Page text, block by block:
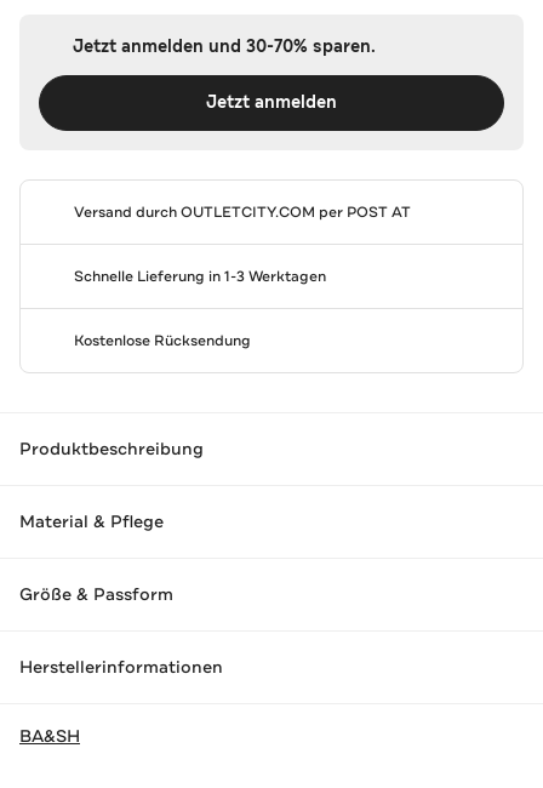
Jetzt anmelden und 30-70% sparen.
Jetzt anmelden
Versand durchOUTLETCITY.COM per POST AT
Schnelle Lieferung in 1-3 Werktagen
Kostenlose Rücksendung
Produktbeschreibung
Material & Pflege
Größe & Passform
Herstellerinformationen
BA&SH